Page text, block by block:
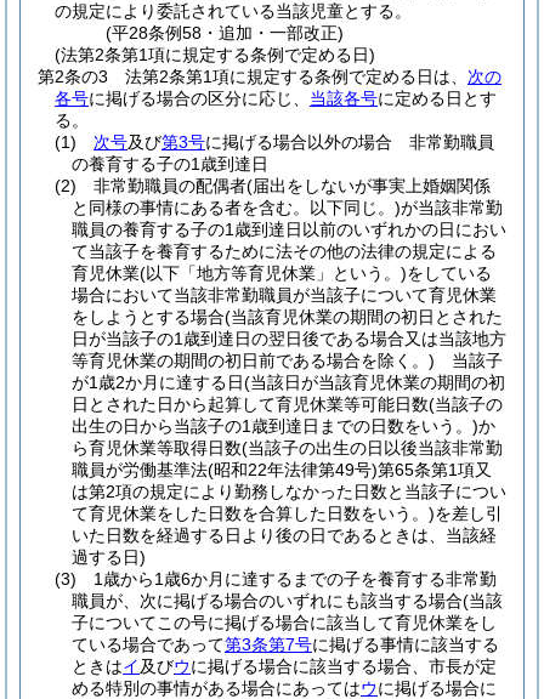
の規定により委託されている当該児童とする。
(平28条例58・追加・一部改正)
(法第2条第1項に規定する条例で定める日)
第2条の3
法第2条第1項に規定する条例で定める日は、 次の
各号に掲げる場合の区分に応じ、 当該各号に定める日とす
る。
(1)
次号及び第3号に掲げる場合以外の場合 非常勤職員
の養育する子の1歳到達日
(2)
非常勤職員の配偶者(届出をしないが事実上婚姻関係
と同様の事情にある者を含む。以下同じ。)が当該非常勤
職員の養育する子の1歳到達日以前のいずれかの日におい
て当該子を養育するために法その他の法律の規定による
育児休業(以下「地方等育児休業」という。)をしている
場合において当該非常勤職員が当該子について育児休業
をしようとする場合(当該育児休業の期間の初日とされた
日が当該子の1歳到達日の翌日後である場合又は当該地方
等育児休業の期間の初日前である場合を除く。) 当該子
が1歳2か月に達する日(当該日が当該育児休業の期間の初
日とされた日から起算して育児休業等可能日数(当該子の
出生の日から当該子の1歳到達日までの日数をいう。)か
ら育児休業等取得日数(当該子の出生の日以後当該非常勤
職員が労働基準法(昭和22年法律第49号)第65条第1項又
は第2項の規定により勤務しなかった日数と当該子につい
て育児休業をした日数を合算した日数をいう。)を差し引
いた日数を経過する日より後の日であるときは、当該経
過する日)
(3)
1歳から1歳6か月に達するまでの子を養育する非常勤
職員が、次に掲げる場合のいずれにも該当する場合(当該
子についてこの号に掲げる場合に該当して育児休業をし
ている場合であって第3条第7号に掲げる事情に該当する
ときはイ及びウに掲げる場合に該当する場合、市長が定
める特別の事情がある場合にあってはウに掲げる場合に